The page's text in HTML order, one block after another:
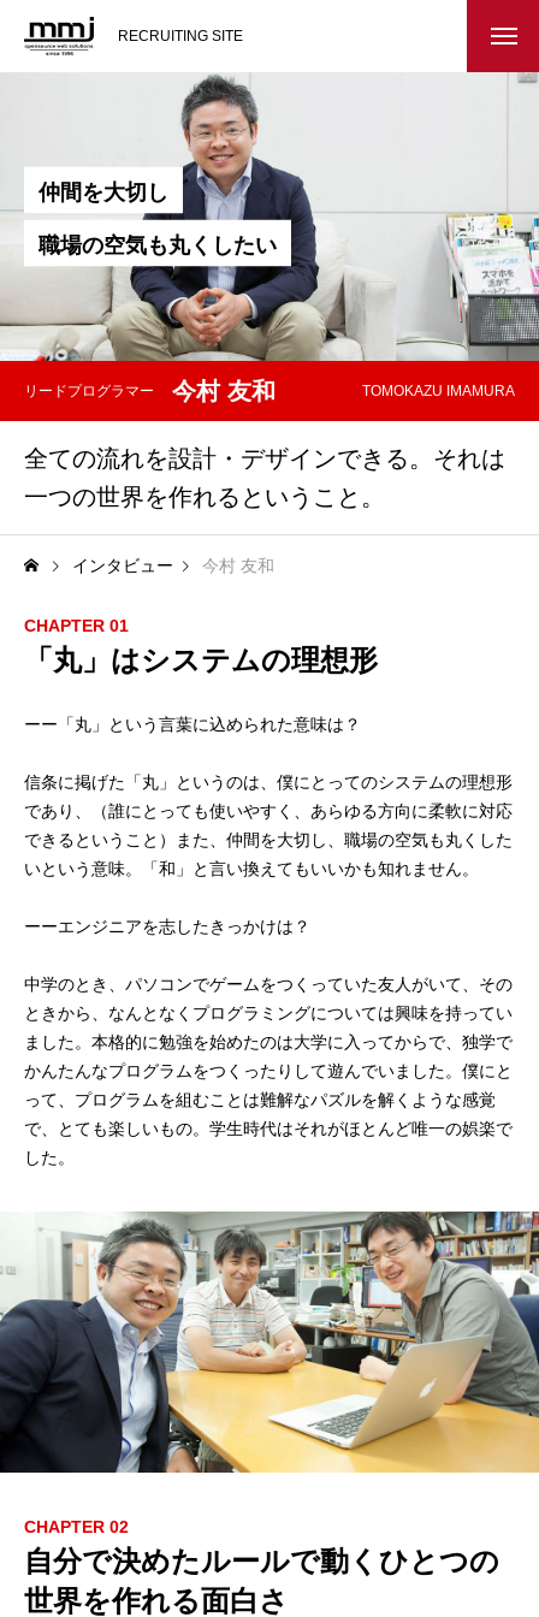
RECRUITING SITE
会社概要
インタビュー
スタッフ紹介
仕事を知る
教務システム開発
デザイナーの1週間
フロントエンドエンジニア
【正社員】Webデザイナー
【業務委託】Webデザイナー
mmjテックブログ
mmjコーポレートサイト
お問合せ 個人情報取扱い方針 サイトマップ
仲間を大切 し
職場の空気も丸く したい
リードプログラマー 今村 友和 TOMOKAZU IMAMURA
全ての流れを設計・デザインできる。それは
一つの世界を作れるということ。
インタビュー 今村 友和
CHAPTER 01
「丸」はシステムの理想形
ーー「丸」という言葉に込められた意味は？
信条に掲げた「丸」というのは、僕にとってのシステムの理想形
であり、（誰にとっても使いやすく、あらゆる方向に柔軟に対応
できるということ）また、仲間を大切し、職場の空気も丸くした
いという意味。「和」と言い換えてもいいかも知れません。
ーーエンジニアを志したきっかけは？
中学のとき、パソコンでゲームをつくっていた友人がいて、その
ときから、なんとなくプログラミングについては興味を持ってい
ました。本格的に勉強を始めたのは大学に入ってからで、独学で
かんたんなプログラムをつくったりして遊んでいました。僕にと
って、プログラムを組むことは難解なパズルを解くような感覚
で、とても楽しいもの。学生時代はそれがほとんど唯一の娯楽で
した。
CHAPTER 02
自分で決めたルールで動くひとつの
世界を作れる面白さ